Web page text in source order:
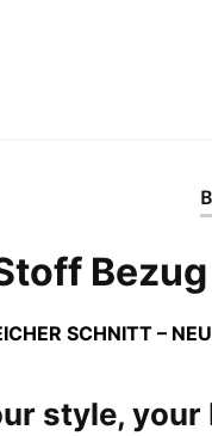
SCHNITT –
style, your